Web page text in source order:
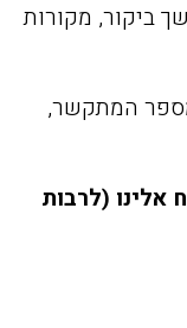
ביקור, מקורות
המתקשר,
אלינו (לרבות